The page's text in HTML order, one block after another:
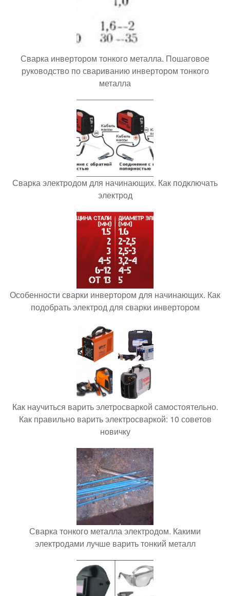
Сварка инвертором тонкого металла. Пошаговое
руководство по свариванию инвертором тонкого
металла
Сварка электродом для начинающих. Как подключать
электрод
Особенности сварки инвертором для начинающих. Как
подобрать электрод для сварки инвертором
Как научиться варить элетросваркой самостоятельно.
Как правильно варить электросваркой: 10 советов
новичку
Сварка тонкого металла электродом. Какими
электродами лучше варить тонкий металл